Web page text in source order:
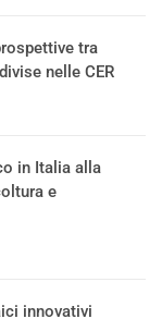
tra
nelle CER
in Italia alla
e
innovativi